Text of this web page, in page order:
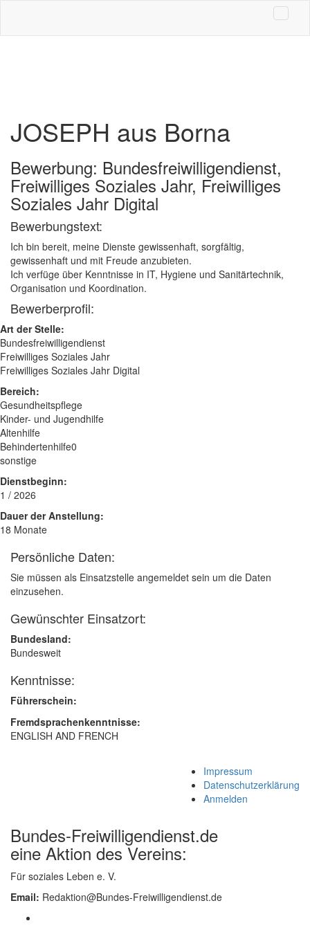
JOSEPH aus Borna
Bewerbung: Bundesfreiwilligendienst,
Freiwilliges Soziales Jahr, Freiwilliges
Soziales Jahr Digital
Bewerbungstext:
Ich bin bereit, meine Dienste gewissenhaft, sorgfältig,
gewissenhaft und mit Freude anzubieten.
Ich verfüge über Kenntnisse in IT, Hygiene und Sanitärtechnik,
Organisation und Koordination.
Bewerberprofil:
Art der Stelle:
Bundesfreiwilligendienst
Freiwilliges Soziales Jahr
Freiwilliges Soziales Jahr Digital
Bereich:
Gesundheitspflege
Kinder- und Jugendhilfe
Altenhilfe
Behindertenhilfe0
sonstige
Dienstbeginn:
1 / 2026
Dauer der Anstellung:
18 Monate
Persönliche Daten:
Sie müssen als Einsatzstelle angemeldet sein um die Daten
einzusehen.
Gewünschter Einsatzort:
Bundesland:
Bundesweit
Kenntnisse:
Führerschein:
Fremdsprachenkenntnisse:
ENGLISH AND FRENCH
Impressum
Datenschutzerklärung
Anmelden
Bundes-Freiwilligendienst.de
eine Aktion des Vereins:
Für soziales Leben e. V.
Email: Redaktion@Bundes-Freiwilligendienst.de